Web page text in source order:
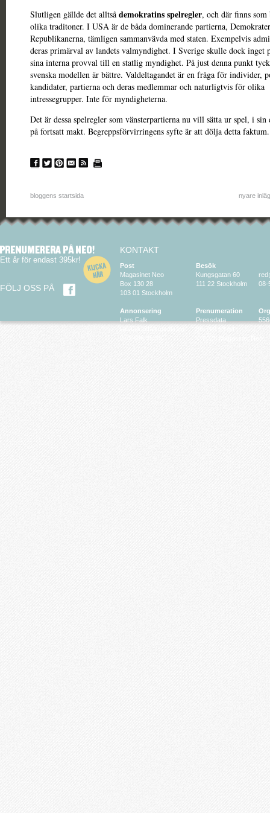
Slutligen gällde det alltså demokratins spelregler, och där finns
olika traditoner. I USA är de båda dominerande partierna,
Republikanerna, tämligen sammanvävda med staten. Exempelvis
deras primärval av landets valmyndighet. I Sverige skulle dock inget
sina interna provval till en statlig myndighet. På just denna punkt
svenska modellen är bättre. Valdeltagandet är en fråga för individer,
kandidater, partierna och deras medlemmar och naturligtvis för olika
intressegrupper. Inte för myndigheterna.
Det är dessa spelregler som vänsterpartierna nu vill sätta ur spel, i sin
på fortsatt makt. Begreppsförvirringens syfte är att dölja detta faktum.
bloggens startsida nyare
Ett år för endast 395kr!
FÖLJ OSS PÅ
KONTAKT
Post
Magasinet Neo
Box 130 28
103 01 Stockholm
Annonsering
Lars Falk
Besök
Kungsgatan 60
111 22 Stockholm
Prenumeration
Pressdata
08-